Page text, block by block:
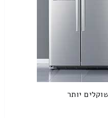
יותר